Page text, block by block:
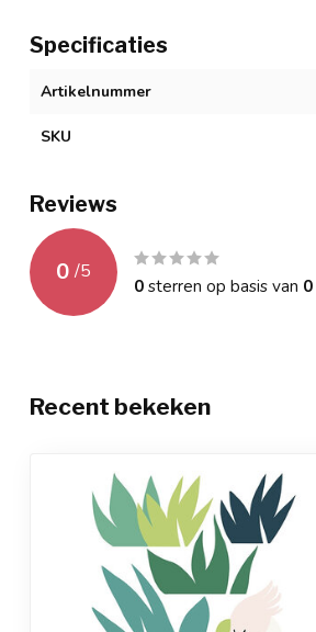
Specificaties
Artikelnummer
SKU
Reviews
0 /5
0sterren op basis van 0
Recent bekeken